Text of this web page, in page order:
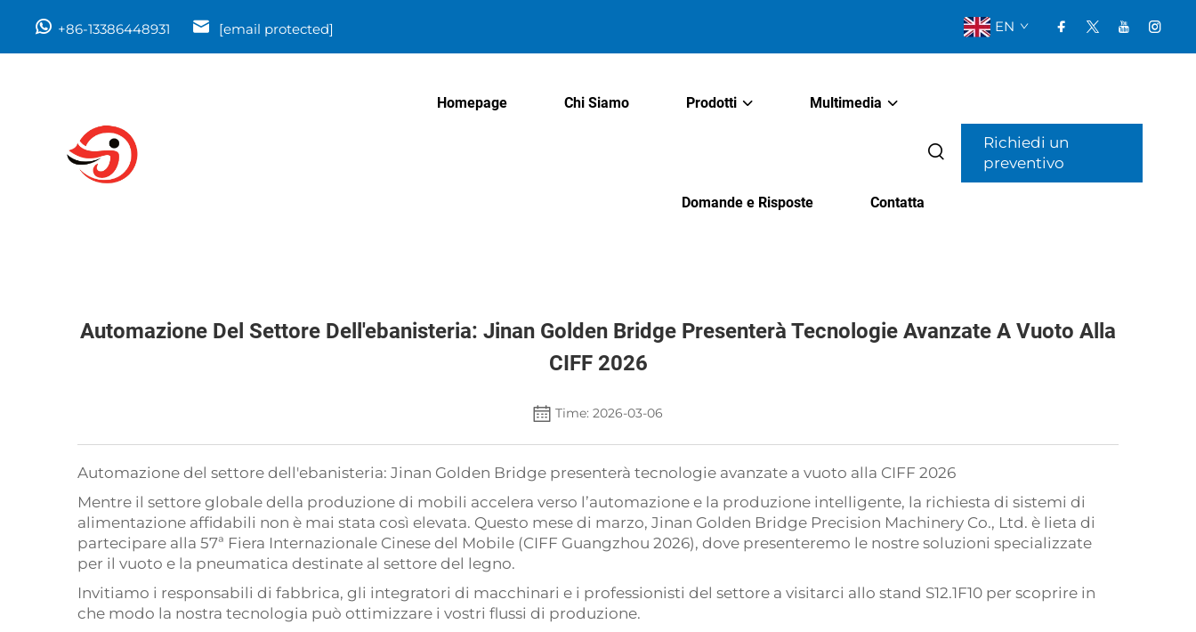
+86-13386448931 [email protected] EN
Homepage Chi Siamo Prodotti Multimedia
Domande e Risposte Contatta
Richiedi un
preventivo
Automazione Del Settore Dell'ebanisteria: Jinan Golden Bridge Presenterà Tecnologie Avanzate A Vuoto Alla
CIFF 2026
Time: 2026-03-06
Automazione del settore dell'ebanisteria: Jinan Golden Bridge presenterà tecnologie avanzate a vuoto alla CIFF 2026
Mentre il settore globale della produzione di mobili accelera verso l’automazione e la produzione intelligente, la richiesta di sistemi di
alimentazione affidabili non è mai stata così elevata. Questo mese di marzo, Jinan Golden Bridge Precision Machinery Co., Ltd. è lieta di
partecipare alla 57ª Fiera Internazionale Cinese del Mobile (CIFF Guangzhou 2026), dove presenteremo le nostre soluzioni specializzate
per il vuoto e la pneumatica destinate al settore del legno.
Invitiamo i responsabili di fabbrica, gli integratori di macchinari e i professionisti del settore a visitarci allo stand S12.1F10 per scoprire in
che modo la nostra tecnologia può ottimizzare i vostri flussi di produzione.